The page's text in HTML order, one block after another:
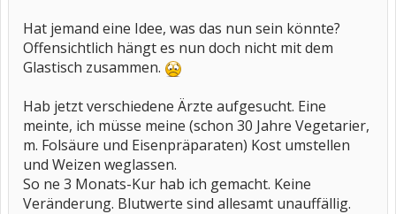
Hat jemand eine Idee, was das nun sein könnte?
Offensichtlich hängt es nun doch nicht mit dem
Glastisch zusammen.
Hab jetzt verschiedene Ärzte aufgesucht. Eine
meinte, ich müsse meine (schon 30 Jahre Vegetarier,
m. Folsäure und Eisenpräparaten) Kost umstellen
und Weizen weglassen.
So ne 3 Monats-Kur hab ich gemacht. Keine
Veränderung. Blutwerte sind allesamt unauffällig.